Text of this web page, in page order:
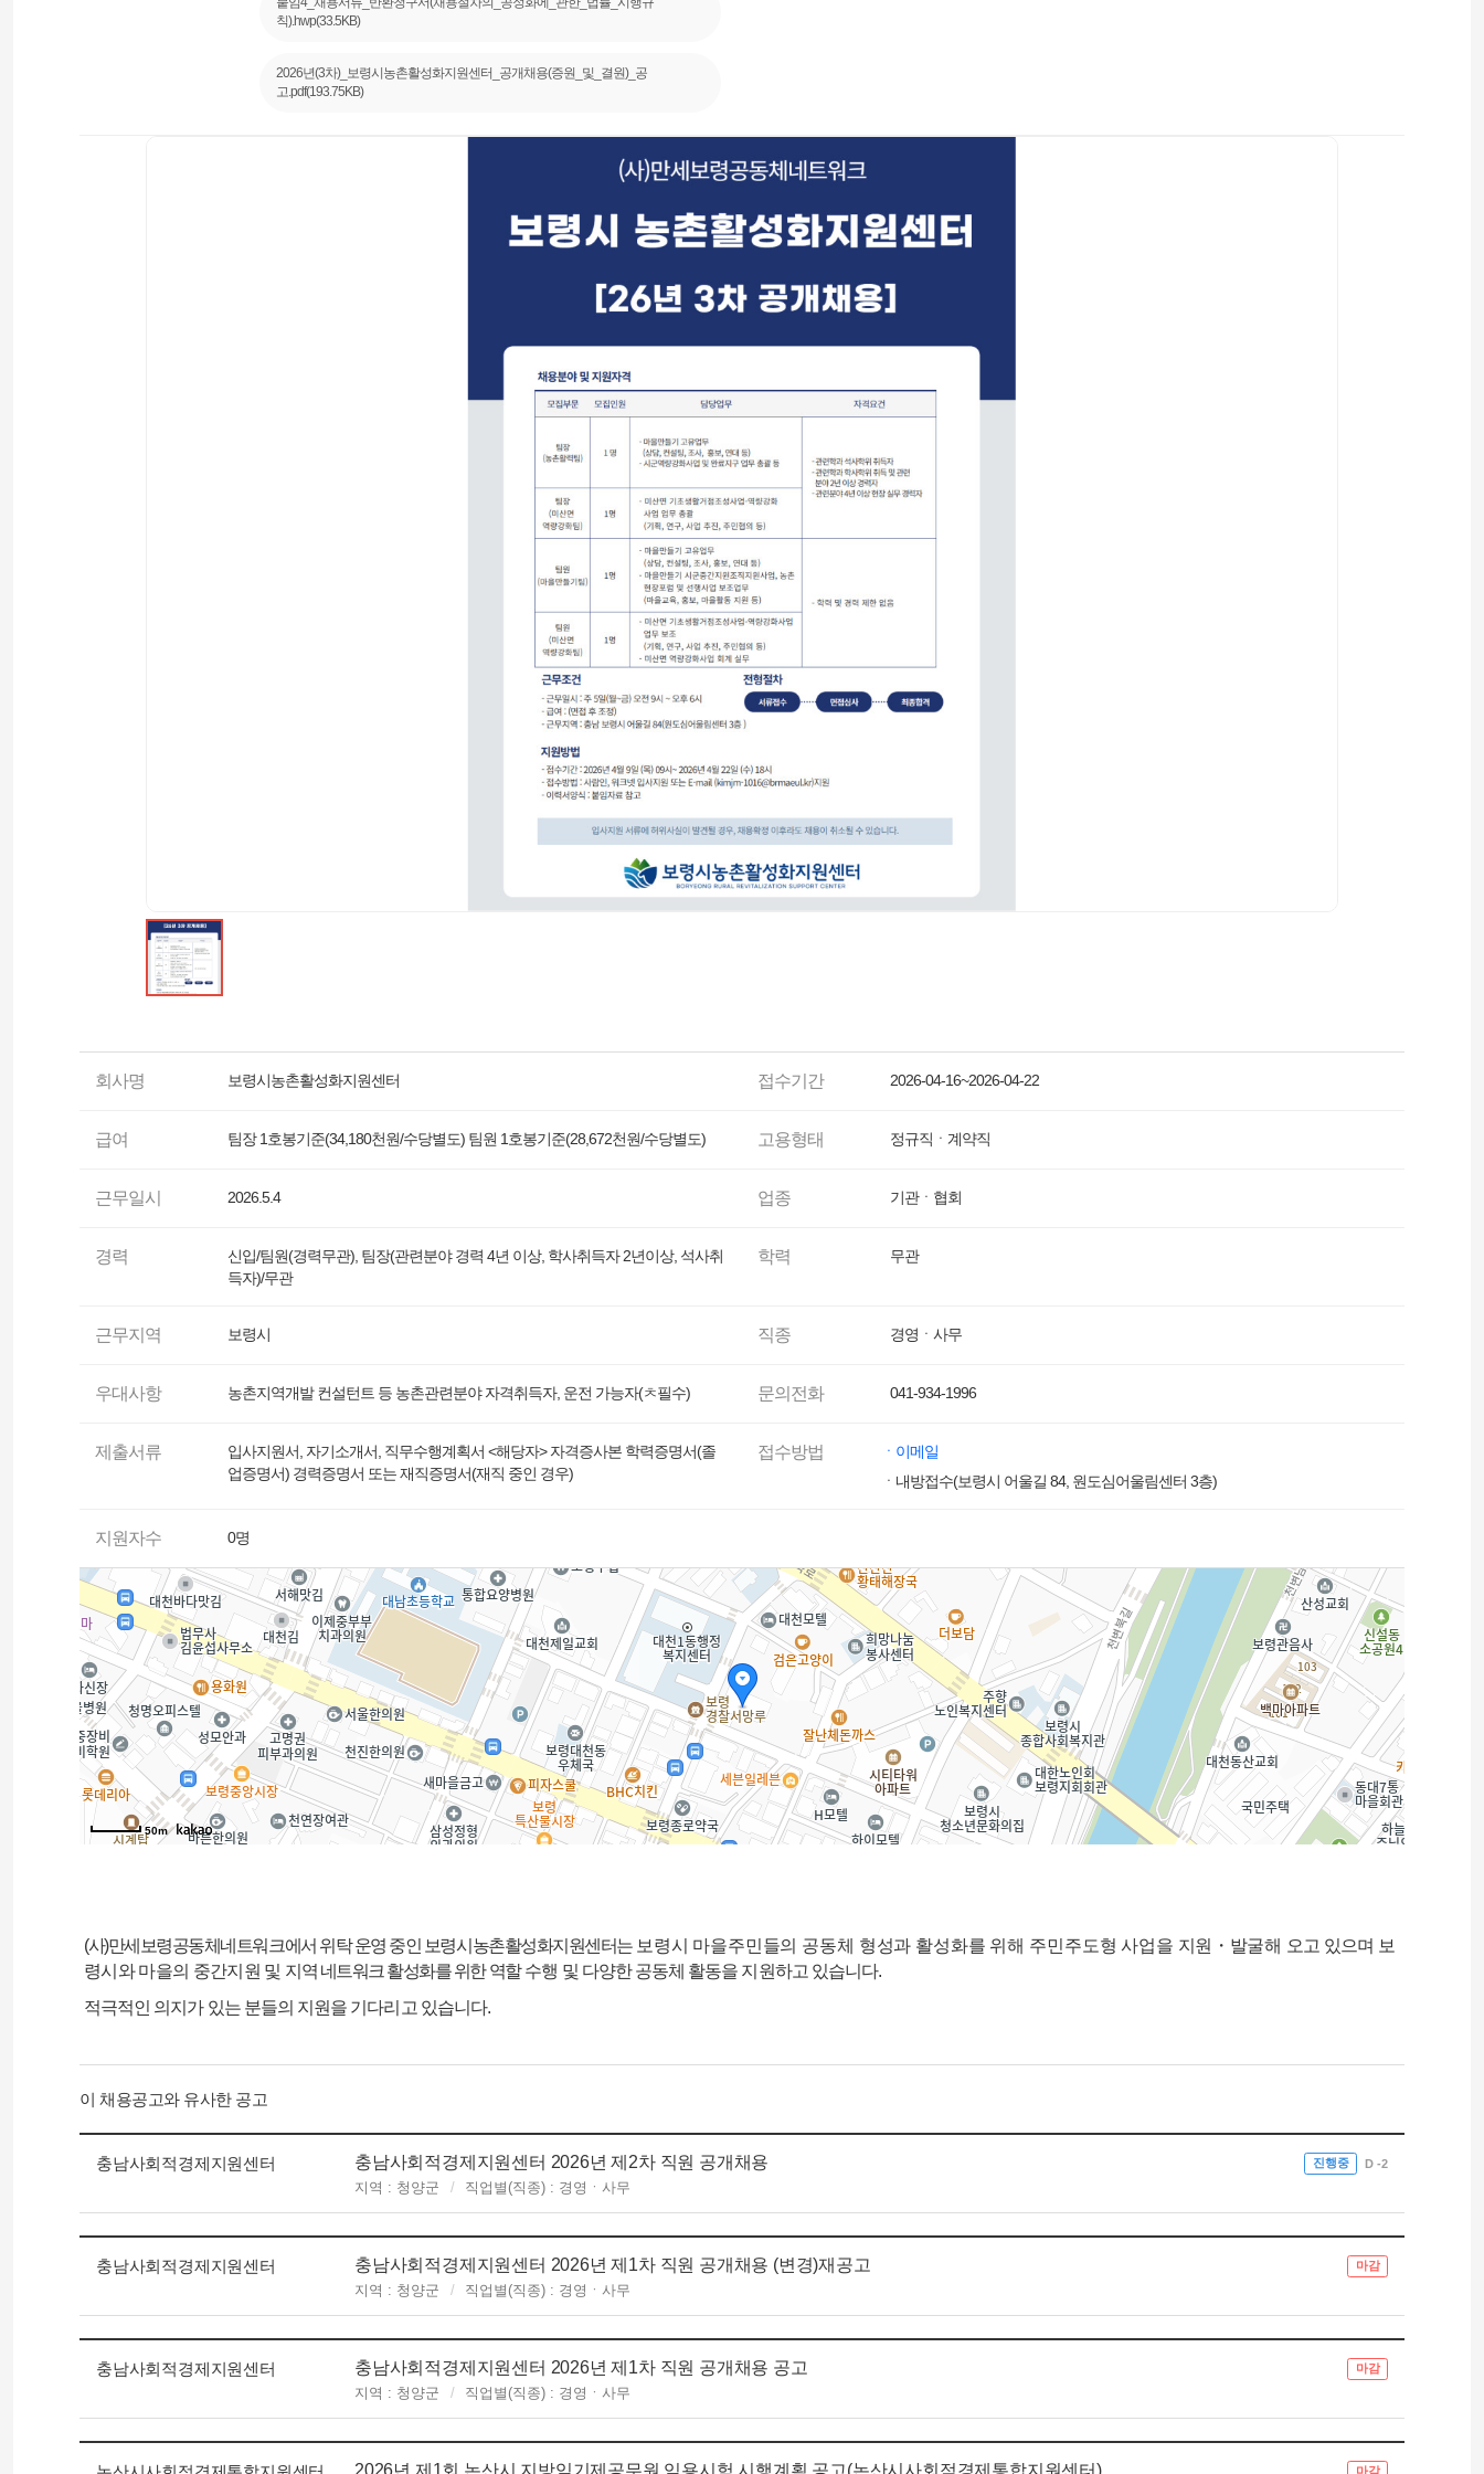
칙).hwp(33.5KB)
2026년(3차)_보령시농촌활성화지원센터_공개채용(증원_및_결원)_공
고.pdf(193.75KB)
회사명 보령시농촌활성화지원센터 접수기간 2026-04-16~2026-04-22
급여 팀장 1호봉기준(34,180천원/수당별도) 팀원 1호봉기준(28,672천원/수당별도) 고용형태 정규직ㆍ계약직
근무일시 2026.5.4 업종 기관ㆍ협회
경력
신입/팀원(경력무관), 팀장(관련분야 경력 4년 이상, 학사취득자 2년이상, 석사취
득자)/무관
학력 무관
근무지역 보령시 직종 경영ㆍ사무
우대사항 농촌지역개발 컨설턴트 등 농촌관련분야 자격취득자, 운전 가능자(ㅊ필수) 문의전화 041-934-1996
제출서류
입사지원서, 자기소개서, 직무수행계획서 <해당자> 자격증사본 학력증명서(졸
업증명서) 경력증명서 또는 재직증명서(재직 중인 경우)
접수방법
ㆍ이메일
ㆍ내방접수(보령시 어울길 84, 원도심어울림센터 3층)
지원자수 0명
50m
(사)만세보령공동체네트워크에서 위탁 운영 중인 보령시농촌활성화지원센터는 보령시 마을주민들의 공동체 형성과 활성화를 위해 주민주도형 사업을 지원・발굴해 오고 있으며 보
령시와 마을의 중간지원 및 지역 네트워크 활성화를 위한역할 수행 및 다양한 공동체 활동을 지원하고 있습니다.
적극적인 의지가 있는 분들의 지원을 기다리고 있습니다.
이 채용공고와 유사한 공고
충남사회적경제지원센터 충남사회적경제지원센터 2026년 제2차 직원 공개채용
지역 : 청양군 직업별(직종) : 경영ㆍ사무
진행중 D -2
충남사회적경제지원센터 충남사회적경제지원센터 2026년 제1차 직원 공개채용 (변경)재공고
지역 : 청양군 직업별(직종) : 경영ㆍ사무
마감
충남사회적경제지원센터 충남사회적경제지원센터 2026년 제1차 직원 공개채용 공고
지역 : 청양군 직업별(직종) : 경영ㆍ사무
마감
2026년 제1회 논산시 지방임기제공무원 임용시험 시행계획 공고(논산시사회적경제통합지원센터) 마감